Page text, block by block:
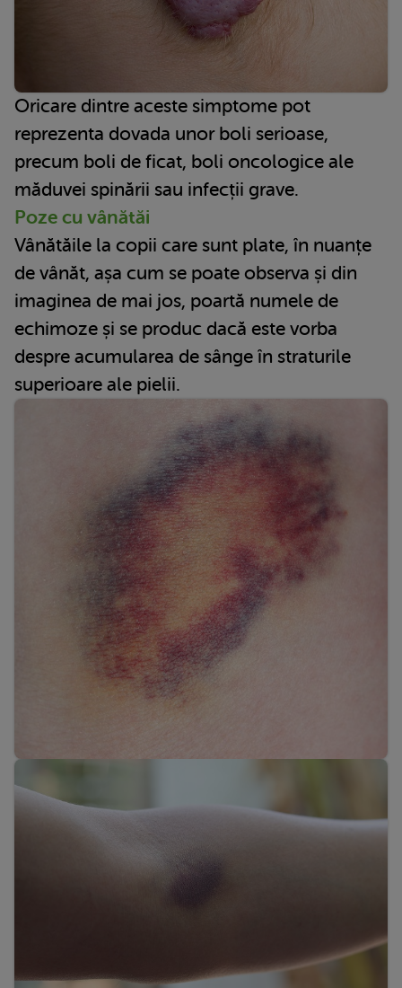
Oricare dintre aceste simptome pot
reprezenta dovada unor boli serioase,
precum boli de ficat, boli oncologice ale
măduvei spinării sau infecții grave.
Poze cu vânătăi
Vânătăile la copii care sunt plate, în nuanțe
de vânăt, așa cum se poate observa și din
imaginea de mai jos, poartă numele de
echimoze și se produc dacă este vorba
despre acumularea de sânge în straturile
superioare ale pielii.